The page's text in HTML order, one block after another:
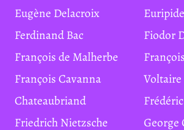
Eugène Delacroix
Euripide
Ferdinand Bac
Fiodor
François de Malherbe
François Cavanna
Voltaire
Chateaubriand
Friedrich Nietzsche